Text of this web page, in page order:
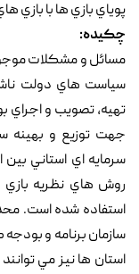
پوياي بازي ها با بازي
چکیده:
مسائل و مشکلات موجود
سياست هاي دولت
تهيه, تصويب و اجراي
جهت توزيع و بهينه
سرمايه اي استاني
روش هاي نظريه بازي
استفاده شده است.
سازمان برنامه و
استان ها نيز مي